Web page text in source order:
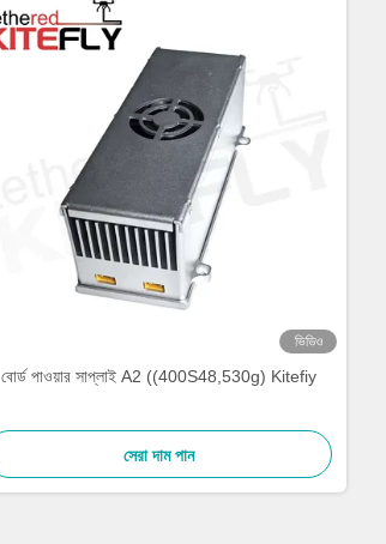
ভিডিও
বোর্ড পাওয়ার সাপ্লাই A2 ((400S48,530g) Kitefiy
সেরা দাম পান